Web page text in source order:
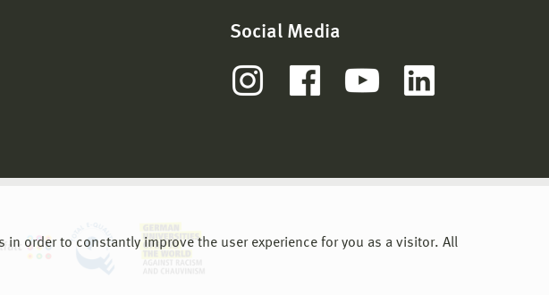
in order to constantly improve the user experience for you as a visitor. All
Social Media